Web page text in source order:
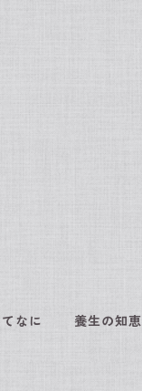
なに 養生の知恵